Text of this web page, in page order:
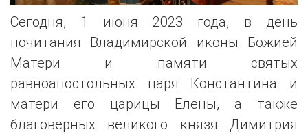
Сегодня, 1 июня 2023 года, в день
почитания Владимирской иконы Божией
Матери и памяти святых
равноапостольных царя Константина и
матери его царицы Елены, а также
благоверных великого князя Димитрия